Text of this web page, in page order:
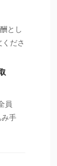
とし
ださ
員
手